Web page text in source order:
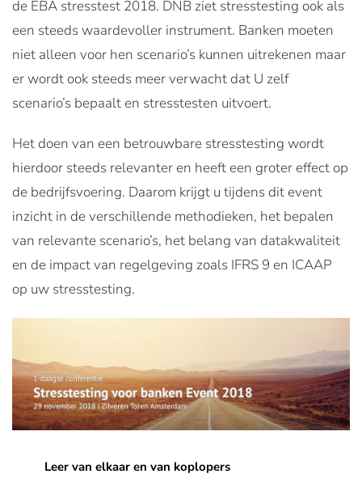
de EBA stresstest 2018. DNB ziet stresstesting ook als
een steeds waardevoller instrument. Banken moeten
niet alleen voor hen scenario’s kunnen uitrekenen maar
er wordt ook steeds meer verwacht dat U zelf
scenario’s bepaalt en stresstesten uitvoert.
Het doen van een betrouwbare stresstesting wordt
hierdoor steeds relevanter en heeft een groter effect op
de bedrijfsvoering. Daarom krijgt u tijdens dit event
inzicht in de verschillende methodieken, het bepalen
van relevante scenario’s, het belang van datakwaliteit
en de impact van regelgeving zoals IFRS 9 en ICAAP
op uw stresstesting.
Leer van elkaar en van koplopers